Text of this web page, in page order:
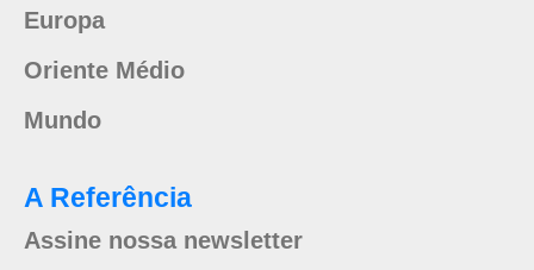
Europa
Oriente Médio
Mundo
A Referência
Assine nossa newsletter